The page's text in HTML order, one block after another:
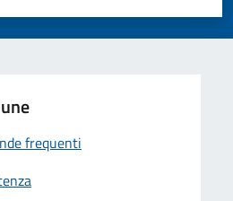
su 5
su 5
5
frequenti